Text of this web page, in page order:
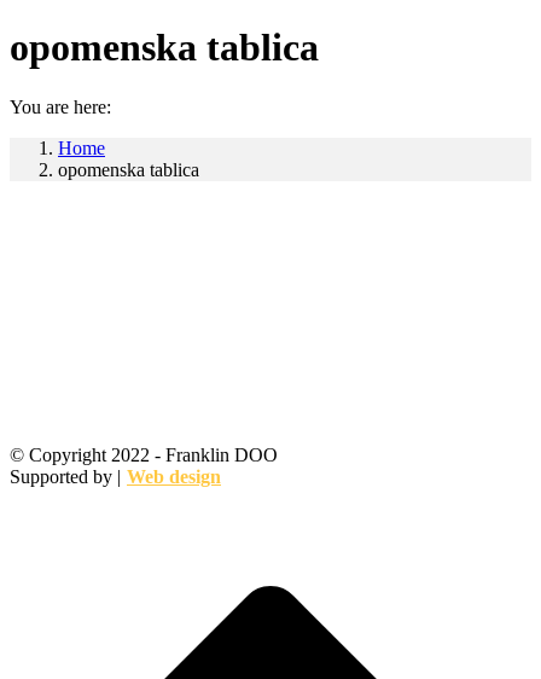
opomenska tablica
You are here:
Home
opomenska tablica
© Copyright 2022 - Franklin DOO
Supported by | Web design